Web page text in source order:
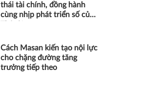
thái tài chính, đồng hành
cùng nhịp phát triển số của
Cách Masan kiến tạo nội lực
cho chặng đường tăng
trưởng tiếp theo